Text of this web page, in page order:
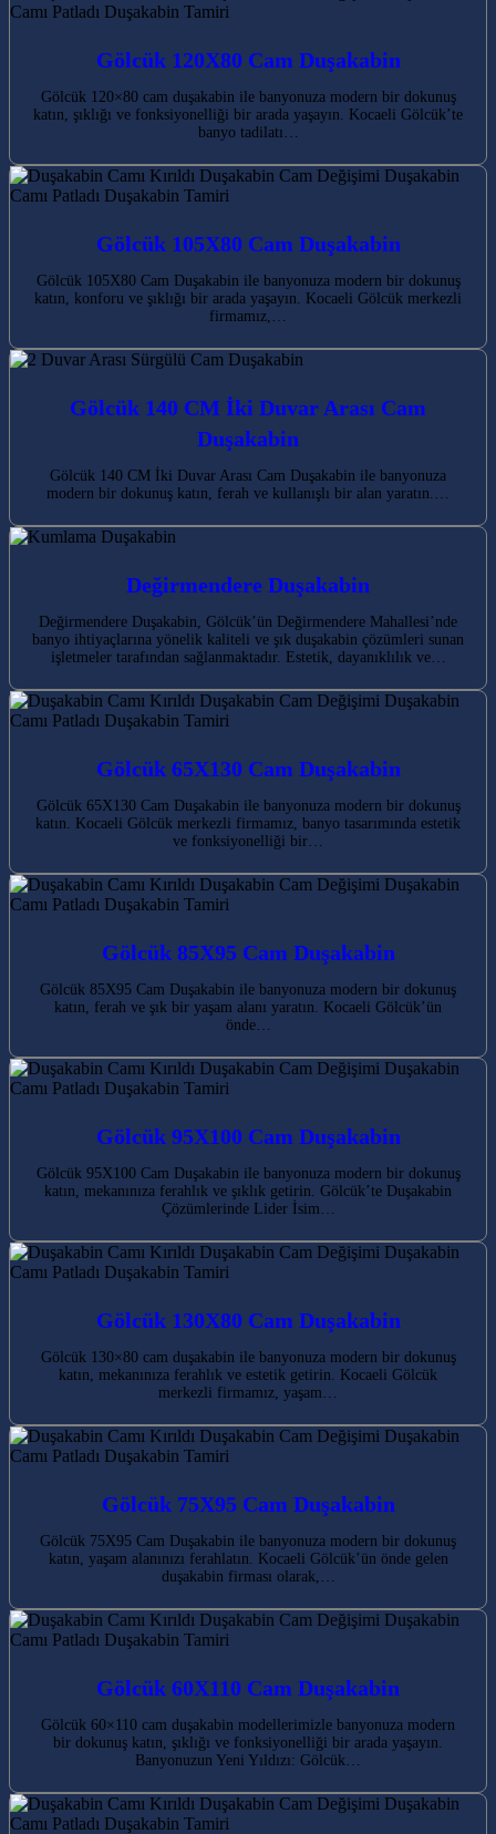
Gölcük 120X80 Cam Duşakabin
Gölcük 120×80 cam duşakabin ile banyonuza modern bir dokunuş
katın, şıklığı ve fonksiyonelliği bir arada yaşayın. Kocaeli Gölcük’te
banyo tadilatı…
Gölcük 105X80 Cam Duşakabin
Gölcük 105X80 Cam Duşakabin ile banyonuza modern bir dokunuş
katın, konforu ve şıklığı bir arada yaşayın. Kocaeli Gölcük merkezli
firmamız,…
Gölcük 140 CM İki Duvar Arası Cam
Duşakabin
Gölcük 140 CM İki Duvar Arası Cam Duşakabin ile banyonuza
modern bir dokunuş katın, ferah ve kullanışlı bir alan yaratın.…
Değirmendere Duşakabin
Değirmendere Duşakabin, Gölcük’ün Değirmendere Mahallesi’nde
banyo ihtiyaçlarına yönelik kaliteli ve şık duşakabin çözümleri sunan
işletmeler tarafından sağlanmaktadır. Estetik, dayanıklılık ve…
Gölcük 65X130 Cam Duşakabin
Gölcük 65X130 Cam Duşakabin ile banyonuza modern bir dokunuş
katın. Kocaeli Gölcük merkezli firmamız, banyo tasarımında estetik
ve fonksiyonelliği bir…
Gölcük 85X95 Cam Duşakabin
Gölcük 85X95 Cam Duşakabin ile banyonuza modern bir dokunuş
katın, ferah ve şık bir yaşam alanı yaratın. Kocaeli Gölcük’ün
önde…
Gölcük 95X100 Cam Duşakabin
Gölcük 95X100 Cam Duşakabin ile banyonuza modern bir dokunuş
katın, mekanınıza ferahlık ve şıklık getirin. Gölcük’te Duşakabin
Çözümlerinde Lider İsim…
Gölcük 130X80 Cam Duşakabin
Gölcük 130×80 cam duşakabin ile banyonuza modern bir dokunuş
katın, mekanınıza ferahlık ve estetik getirin. Kocaeli Gölcük
merkezli firmamız, yaşam…
Gölcük 75X95 Cam Duşakabin
Gölcük 75X95 Cam Duşakabin ile banyonuza modern bir dokunuş
katın, yaşam alanınızı ferahlatın. Kocaeli Gölcük’ün önde gelen
duşakabin firması olarak,…
Gölcük 60X110 Cam Duşakabin
Gölcük 60×110 cam duşakabin modellerimizle banyonuza modern
bir dokunuş katın, şıklığı ve fonksiyonelliği bir arada yaşayın.
Banyonuzun Yeni Yıldızı: Gölcük…